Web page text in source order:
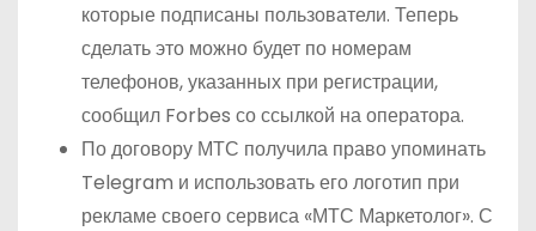
которые подписаны пользователи. Теперь
сделать это можно будет по номерам
телефонов, указанных при регистрации,
сообщил Forbes со ссылкой на оператора.
По договору МТС получила право упоминать
Telegram и использовать его логотип при
рекламе своего сервиса «МТС Маркетолог». С